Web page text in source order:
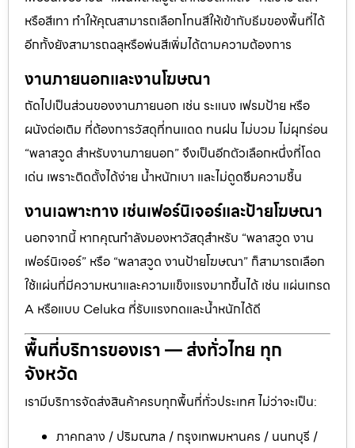
หรือสีเทา ทำให้คุณสามารถเลือกโทนสีให้เข้ากับธีมของพื้นที่ได้
อีกทั้งยังสามารถฉลุหรือพ่นสีเพิ่มได้ตามความต้องการ
งานภายนอกและงานโฆษณา
ถัดไปเป็นส่วนของงานภายนอก เช่น ระแนง เฟรมป้าย หรือ
ผนังต่อเติม ที่ต้องการวัสดุที่ทนแดด ทนฝน ไม่บวม ไม่ผุกร่อน
“พลาสวูด สำหรับงานภายนอก” จึงเป็นอีกตัวเลือกหนึ่งที่โดด
เด่น เพราะติดตั้งได้ง่าย น้ำหนักเบา และไม่ดูดซึมความชื้น
งานเฉพาะทาง เช่นเฟอร์นิเจอร์และป้ายโฆษณา
นอกจากนี้ หากคุณกำลังมองหาวัสดุสำหรับ “พลาสวูด งาน
เฟอร์นิเจอร์” หรือ “พลาสวูด งานป้ายโฆษณา” ก็สามารถเลือก
ใช้แผ่นที่มีความหนาและความแข็งแรงมากขึ้นได้ เช่น แผ่นเกรด
A หรือแบบ Celuka ที่รับแรงกดและน้ำหนักได้ดี
พื้นที่บริการของเรา — ส่งทั่วไทย ทุก
จังหวัด
เรามีบริการจัดส่งสินค้าครบทุกพื้นที่ทั่วประเทศ ไม่ว่าจะเป็น:
ภาคกลาง / ปริมณฑล / กรุงเทพมหานคร / นนทบุรี /